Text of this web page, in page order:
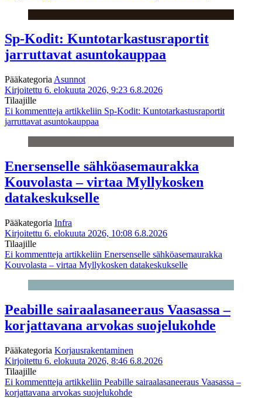
Sp-Kodit: Kuntotarkastusraportit
jarruttavat asuntokauppaa
Pääkategoria Asunnot
Kirjoitettu 6. elokuuta 2026, 9:23 6.8.2026
Tilaajille
Ei kommentteja artikkeliin Sp-Kodit: Kuntotarkastusraportit
jarruttavat asuntokauppaa
Enersenselle sähköasemaurakka
Kouvolasta – virtaa Myllykosken
datakeskukselle
Pääkategoria Infra
Kirjoitettu 6. elokuuta 2026, 10:08 6.8.2026
Tilaajille
Ei kommentteja artikkeliin Enersenselle sähköasemaurakka
Kouvolasta – virtaa Myllykosken datakeskukselle
Peabille sairaalasaneeraus Vaasassa –
korjattavana arvokas suojelukohde
Pääkategoria Korjausrakentaminen
Kirjoitettu 6. elokuuta 2026, 8:46 6.8.2026
Tilaajille
Ei kommentteja artikkeliin Peabille sairaalasaneeraus Vaasassa –
korjattavana arvokas suojelukohde